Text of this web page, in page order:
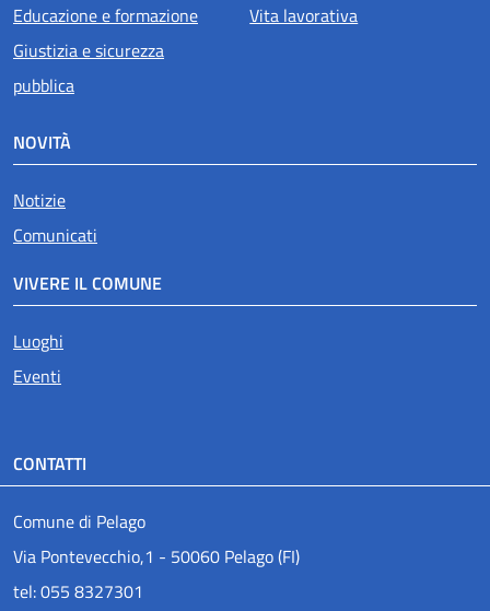
Educazione e formazione
Giustizia e sicurezza
pubblica
Vita lavorativa
NOVITÀ
Notizie
Comunicati
VIVERE IL COMUNE
Luoghi
Eventi
CONTATTI
Comune di Pelago
Via Pontevecchio,1 - 50060 Pelago (FI)
tel: 055 8327301